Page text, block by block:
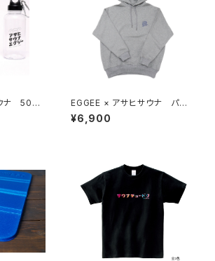
ナ 500
EGGEE × アサヒサウナ パー
カー 全3色
¥6,900